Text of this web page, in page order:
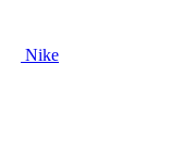
Nike